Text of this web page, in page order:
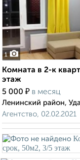
1
Комната в 2-к
этаж
5 000 ₽ в месяц
Ленинский район,
Агентство, 02.02.2021